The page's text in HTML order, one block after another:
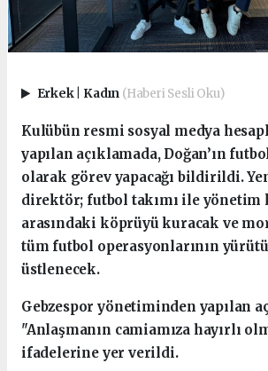
Erkek Kadın (Haberi Sesli Oku)
Kulübün resmi sosyal medya
yapılan açıklamada, Doğan’ın
olarak görev yapacağı bildirildi.
direktör; futbol takımı ile yönetim
arasındaki köprüyü kuracak ve
tüm futbol operasyonlarının
üstlenecek.
Gebzespor yönetiminden yapılan
"Anlaşmanın camiamıza hayırlı
ifadelerine yer verildi.